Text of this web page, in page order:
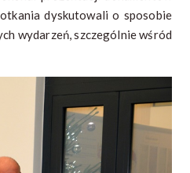
dyskutowali o sposobie
wydarzeń, szczególnie wśród